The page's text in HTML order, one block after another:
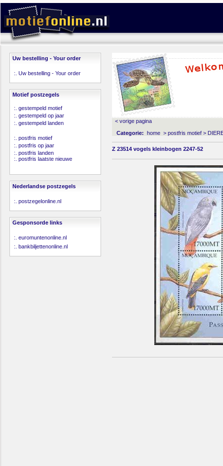
Uw bestelling - Your order
:. Uw bestelling - Your order
Motief postzegels
:. gestempeld motief
:. gestempeld op jaar
:. gestempeld landen
:. postfris motief
:. postfris op jaar
:. postfris landen
:. postfris laatste nieuwe
Nederlandse postzegels
:. postzegelonline.nl
Gesponsorde links
:. euromuntenonline.nl
:. bankbiljettenonline.nl
< vorige pagina
Categorie: home > postfris motief >
Z 23514 vogels kleinbogen 2247-52